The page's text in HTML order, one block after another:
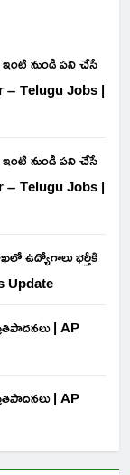
ఇంటి నుండి పని చేసే
– Telugu Jobs |
ఇంటి నుండి పని చేసే
– Telugu Jobs |
ఉద్యోగాలు భర్తీకి
Update
| AP
| AP